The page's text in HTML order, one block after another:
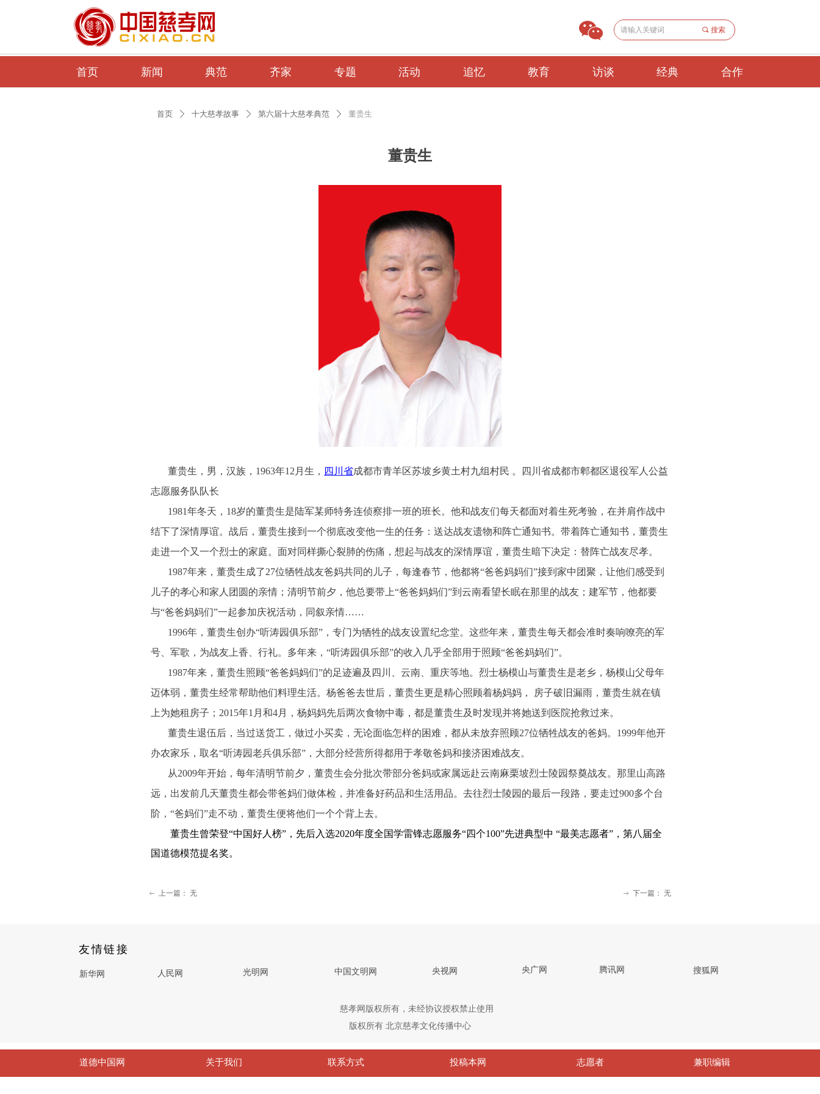
끠 搜索
首页 新闻 典范 齐家 专题 活动 追忆 教育 访谈 经典 合作
董贵生
首页 ꄲ 十大慈孝故事 ꄲ 第六届十大慈孝典范 ꄲ 董贵生
董贵生，男，汉族，1963年12月生， 四川省成都市青羊区苏坡乡黄土村九组村民 。四川省成都市郫都区退役军人公益
志愿服务队队长
1981年冬天，18岁的董贵生是陆军某师特务连侦察排一班的班长。他和战友们每天都面对着生死考验，在并肩作战中
结下了深情厚谊。战后，董贵生接到一个彻底改变他一生的任务：送达战友遗物和阵亡通知书。带着阵亡通知书，董贵生
走进一个又一个烈士的家庭。面对同样撕心裂肺的伤痛，想起与战友的深情厚谊，董贵生暗下决定：替阵亡战友尽孝。
1987年来，董贵生成了27位牺牲战友爸妈共同的儿子，每逢春节，他都将“爸爸妈妈们”接到家中团聚，让他们感受到
儿子的孝心和家人团圆的亲情；清明节前夕，他总要带上“爸爸妈妈们”到云南看望长眠在那里的战友；建军节，他都要
与“爸爸妈妈们”一起参加庆祝活动，同叙亲情……
1996年，董贵生创办“听涛园俱乐部”，专门为牺牲的战友设置纪念堂。这些年来，董贵生每天都会准时奏响嘹亮的军
号、军歌，为战友上香、行礼。多年来，“听涛园俱乐部”的收入几乎全部用于照顾“爸爸妈妈们”。
1987年来，董贵生照顾“爸爸妈妈们”的足迹遍及四川、云南、重庆等地。烈士杨模山与董贵生是老乡，杨模山父母年
迈体弱，董贵生经常帮助他们料理生活。杨爸爸去世后，董贵生更是精心照顾着杨妈妈， 房子破旧漏雨，董贵生就在镇
上为她租房子；2015年1月和4月，杨妈妈先后两次食物中毒，都是董贵生及时发现并将她送到医院抢救过来。
董贵生退伍后，当过送货工，做过小买卖，无论面临怎样的困难，都从未放弃照顾27位牺牲战友的爸妈。1999年他开
办农家乐，取名“听涛园老兵俱乐部”，大部分经营所得都用于孝敬爸妈和接济困难战友。
从2009年开始，每年清明节前夕，董贵生会分批次带部分爸妈或家属远赴云南麻栗坡烈士陵园祭奠战友。那里山高路
远，出发前几天董贵生都会带爸妈们做体检，并准备好药品和生活用品。去往烈士陵园的最后一段路，要走过900多个台
阶，“爸妈们”走不动，董贵生便将他们一个个背上去。
董贵生曾荣登“中国好人榜”，先后入选2020年度全国学雷锋志愿服务“四个100”先进典型中 “最美志愿者”，第八届全
国道德模范提名奖。
ꂃ 上一篇： 无 ꁹ 下一篇： 无
人民网 中国文明网 央视网 央广网 腾讯网 搜狐网
慈孝网版权所有，未经协议授权禁止使用
光明网
友情链接
新华网
版权所有 北京慈孝文化传播中心
道德中国网 关于我们 联系方式 投稿本网 志愿者 兼职编辑